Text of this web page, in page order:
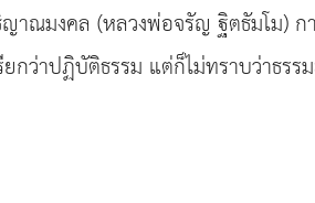
าณมงคล (หลวงพ่อจรัญ ฐิตธัมโม)
กว่าปฏิบัติธรรม แต่ก็ไม่ทราบว่าธ